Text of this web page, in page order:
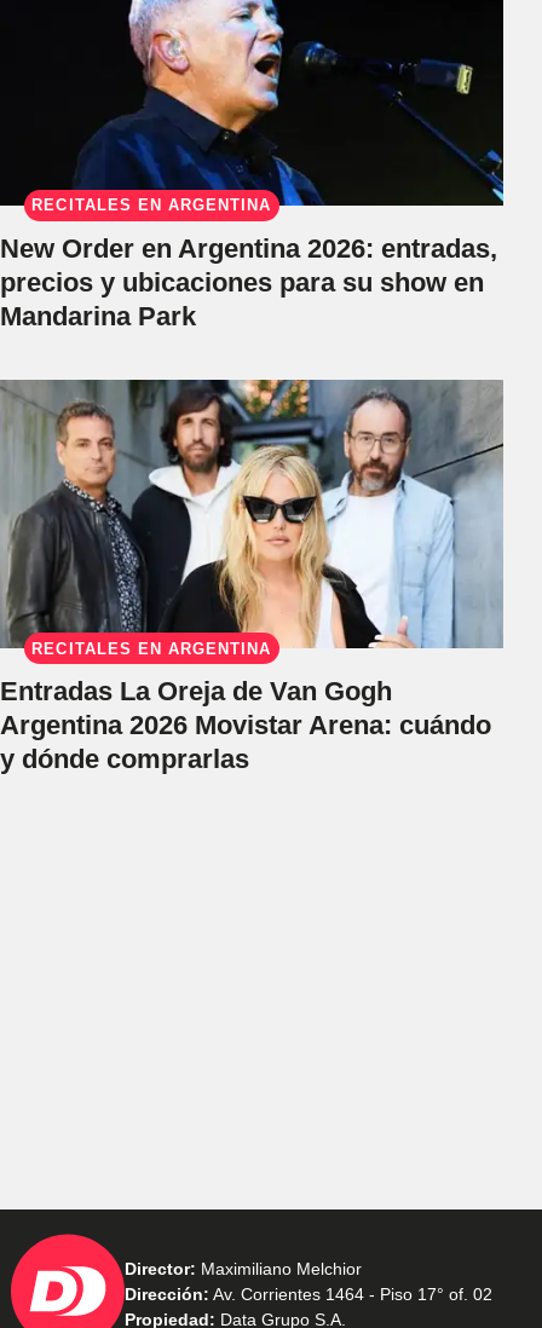
RECITALES EN ARGENTINA
New Order en Argentina 2026: entradas,
precios y ubicaciones para su show en
Mandarina Park
RECITALES EN ARGENTINA
Entradas La Oreja de Van Gogh
Argentina 2026 Movistar Arena: cuándo
y dónde comprarlas
Director: Maximiliano Melchior
Dirección: Av. Corrientes 1464 - Piso 17° of. 02
Propiedad: Data Grupo S.A.